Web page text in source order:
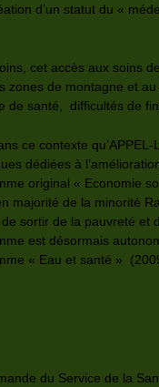
d’un statut du «
cet accès aux soins
zones de montagne et
de santé, difficultés de
ce contexte
dédiées à
original « Economie
majorité de la minorité
sortir de la pauvreté et
est désormais
« Eau et santé »
du Service de la